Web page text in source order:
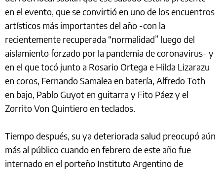
en el evento, que se convirtió en uno de los encuentros
artísticos más importantes del año -con la
recientemente recuperada “normalidad” luego del
aislamiento forzado por la pandemia de coronavirus- y
en el que tocó junto a Rosario Ortega e Hilda Lizarazu
en coros, Fernando Samalea en batería, Alfredo Toth
en bajo, Pablo Guyot en guitarra y Fito Páez y el
Zorrito Von Quintiero en teclados.
Tiempo después, su ya deteriorada salud preocupó aún
más al público cuando en febrero de este año fue
internado en el porteño Instituto Argentino de